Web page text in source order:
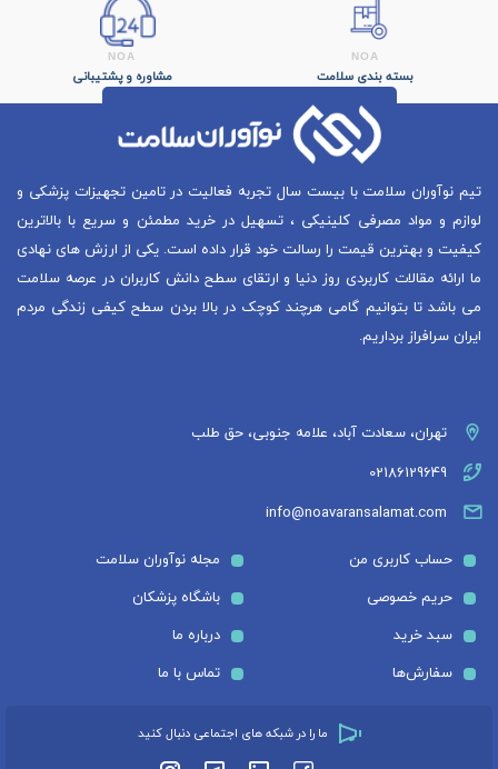
بسته بندی سلامت مشاوره و پشتیبانی
تهران، سعادت آباد، علامه جنوبی، حق طلب
02186129649
info@noavaransalamat.com
تیم نوآوران سلامت با بیست سال تجربه فعالیت در تامین تجهیزات پزشکی و
لوازم و مواد مصرفی کلینیکی ، تسهیل در خرید مطمئن و سریع با بالاترین
کیفیت و بهترین قیمت را رسالت خود قرار داده است. یکی از ارزش های نهادی
ما ارائه مقالات کاربردی روز دنیا و ارتقای سطح دانش کاربران در عرصه سلامت
می باشد تا بتوانیم گامی هرچند کوچک در بالا بردن سطح کیفی زندگی مردم
ایران سرافراز برداریم.
حساب کاربری من
حریم خصوصی
سبد خرید
سفارش‌ها
مجله نوآوران سلامت
باشگاه پزشکان
درباره ما
تماس با ما
ما را در شبکه های اجتماعی دنبال کنید